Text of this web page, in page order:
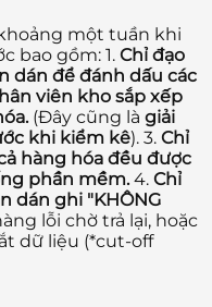
một tuần khi
bao gồm: 1. Chỉ đạo
dán để đánh dấu các
viên kho sắp xếp
(Đây cũng là giải
khi kiểm kê). 3. Chỉ
hàng hóa đều được
phần mềm.4. Chỉ
dán ghi "KHÔNG
lỗi chờ trả lại, hoặc
dữ liệu (*cut-off